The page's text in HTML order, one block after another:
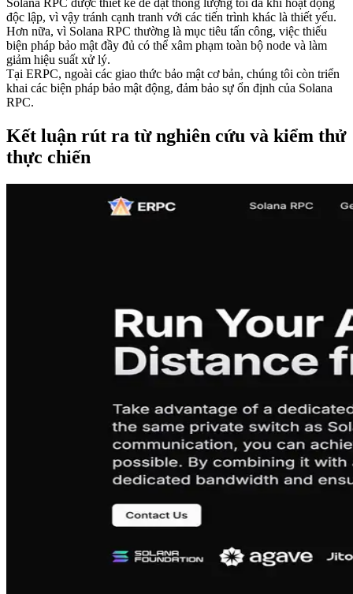
độc lập, vì vậy tránh cạnh tranh với các tiến trình khác là thiết yếu.
Hơn nữa, vì Solana RPC thường là mục tiêu tấn công, việc thiếu
biện pháp bảo mật đầy đủ có thể xâm phạm toàn bộ node và làm
giảm hiệu suất xử lý.
Tại ERPC, ngoài các giao thức bảo mật cơ bản, chúng tôi còn triển
khai các biện pháp bảo mật động, đảm bảo sự ổn định của Solana
RPC.
Kết luận rút ra từ nghiên cứu và kiểm thử
thực chiến